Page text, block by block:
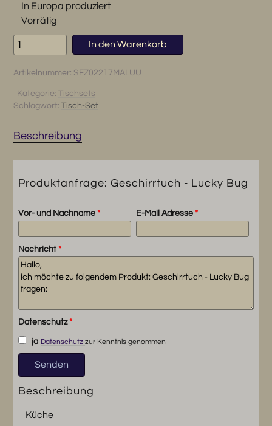
In Europa produziert
Vorrätig
Geschirrtuch
-
Lucky
Menge
In den Warenkorb
Artikelnummer: SFZ02217MALUU
Kategorie: Tischsets
Schlagwort:Tisch-Set
Beschreibung
Produktanfrage: Geschirrtuch - Lucky Bug
Vor- und Nachname* E-Mail Adresse *
Nachricht*
Datenschutz*
ja Datenschutz zur Kenntnis genommen
Beschreibung
Küche